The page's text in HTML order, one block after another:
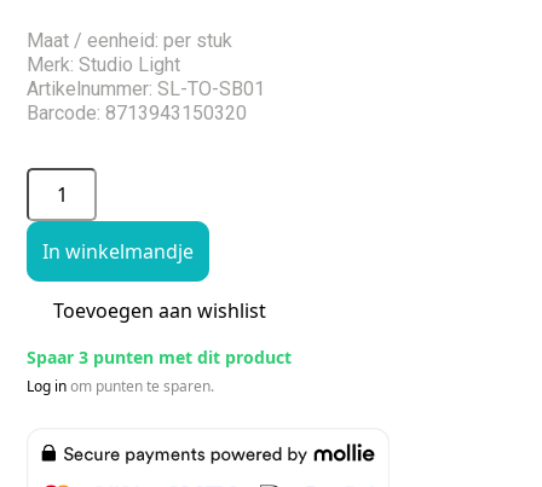
Maat / eenheid: per stuk
Merk: Studio Light
Artikelnummer: SL-TO-SB01
Barcode: 8713943150320
In winkelmandje
Toevoegen aan wishlist
Spaar 3 punten met dit product
Log inom punten te sparen.